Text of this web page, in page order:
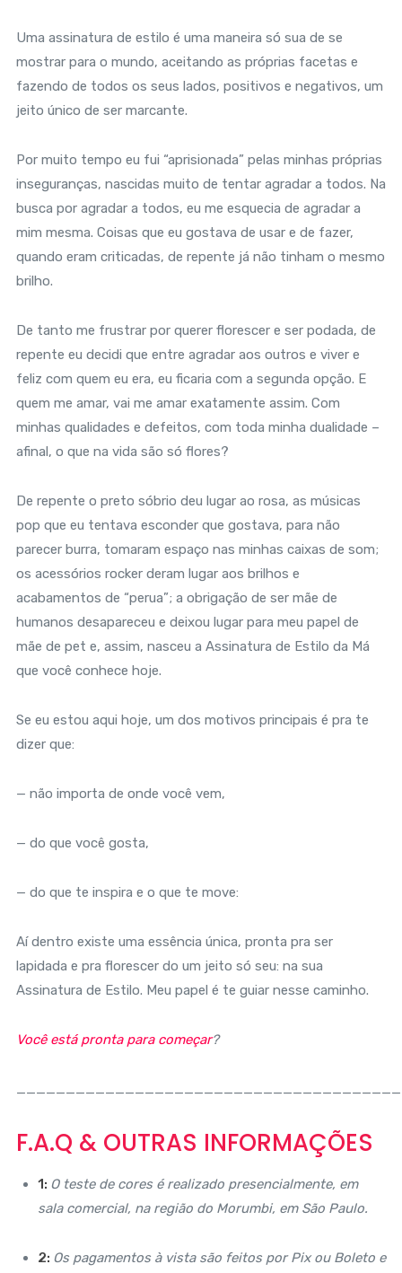
Uma assinatura de estilo é uma maneira só sua de se
mostrar para o mundo, aceitando as próprias facetas e
fazendo de todos os seus lados, positivos e negativos, um
jeito único de ser marcante.
Por muito tempo eu fui “aprisionada” pelas minhas próprias
inseguranças, nascidas muito de tentar agradar a todos. Na
busca por agradar a todos, eu me esquecia de agradar a
mim mesma. Coisas que eu gostava de usar e de fazer,
quando eram criticadas, de repente já não tinham o mesmo
brilho.
De tanto me frustrar por querer florescer e ser podada, de
repente eu decidi que entre agradar aos outros e viver e
feliz com quem eu era, eu ficaria com a segunda opção. E
quem me amar, vai me amar exatamente assim. Com
minhas qualidades e defeitos, com toda minha dualidade –
afinal, o que na vida são só flores?
De repente o preto sóbrio deu lugar ao rosa, as músicas
pop que eu tentava esconder que gostava, para não
parecer burra, tomaram espaço nas minhas caixas de som;
os acessórios rocker deram lugar aos brilhos e
acabamentos de “perua”; a obrigação de ser mãe de
humanos desapareceu e deixou lugar para meu papel de
mãe de pet e, assim, nasceu a Assinatura de Estilo da Má
que você conhece hoje.
Se eu estou aqui hoje, um dos motivos principais é pra te
dizer que:
— não importa de onde você vem,
— do que você gosta,
— do que te inspira e o que te move:
Aí dentro existe uma essência única, pronta pra ser
lapidada e pra florescer do um jeito só seu: na sua
Assinatura de Estilo. Meu papel é te guiar nesse caminho.
Você está pronta para começar?
F.A.Q & OUTRAS INFORMAÇÕES
1: O teste de cores é realizado presencialmente, em
sala comercial, na região do Morumbi, em São Paulo.
2: Os pagamentos à vista são feitos por Pix ou Boleto e